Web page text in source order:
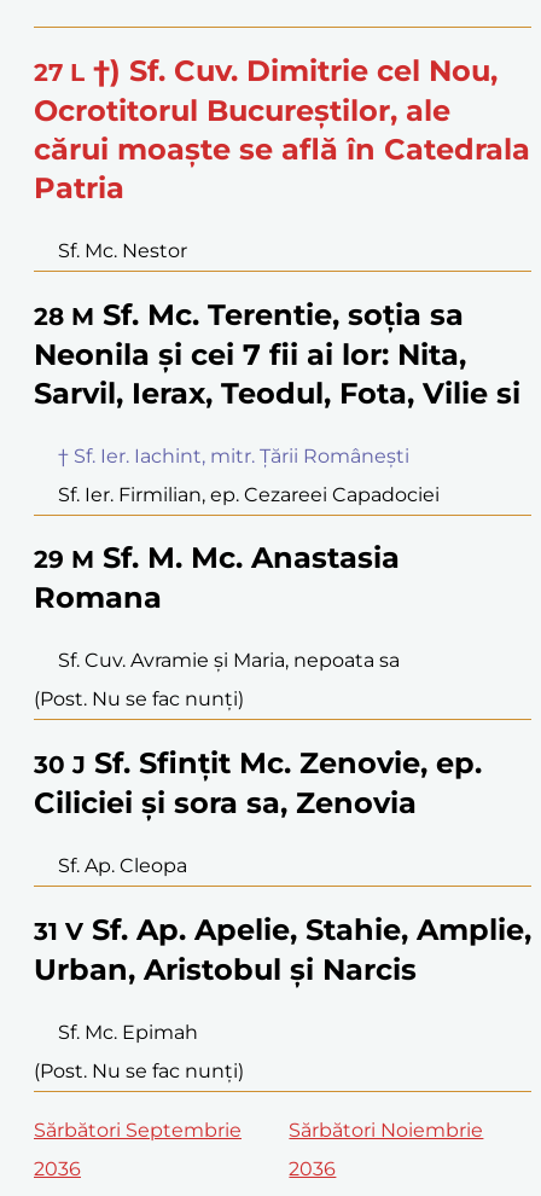
27 L †) Sf. Cuv. Dimitrie cel Nou,
Ocrotitorul Bucureștilor, ale
cărui moaște se află în Catedrala
Patria
Sf. Mc. Nestor
28 M Sf. Mc. Terentie, soția sa
Neonila și cei 7 fii ai lor: Nita,
Sarvil, Ierax, Teodul, Fota, Vilie si
† Sf. Ier. Iachint, mitr. Țării Românești
Sf. Ier. Firmilian, ep. Cezareei Capadociei
29 M Sf. M. Mc. Anastasia
Romana
Sf. Cuv. Avramie și Maria, nepoata sa
(Post. Nu se fac nunți)
30 J Sf. Sfințit Mc. Zenovie, ep.
Ciliciei și sora sa, Zenovia
Sf. Ap. Cleopa
31 V Sf. Ap. Apelie, Stahie, Amplie,
Urban, Aristobul și Narcis
Sf. Mc. Epimah
(Post. Nu se fac nunți)
Sărbători Septembrie
2036
Sărbători Noiembrie
2036